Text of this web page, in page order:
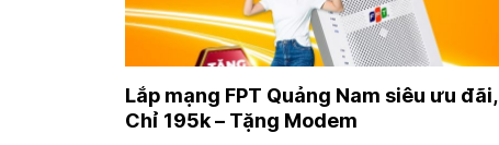
Lắp mạng FPT Quảng Nam siêu ưu đãi,
Chỉ 195k – Tặng Modem